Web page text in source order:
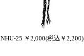
NHU-25 ￥2,000(税込￥2,200)